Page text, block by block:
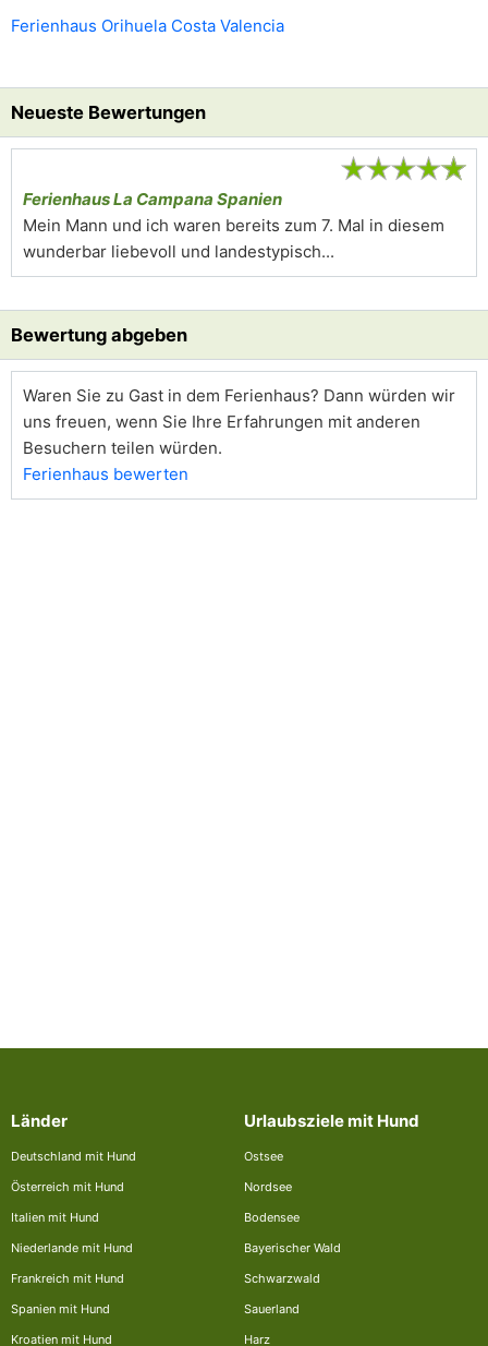
Ferienhaus Orihuela Costa Valencia
Neueste Bewertungen
★★★★★
Ferienhaus La Campana Spanien
Mein Mann und ich waren bereits zum 7. Mal in diesem
wunderbar liebevoll und landestypisch...
Bewertung abgeben
Waren Sie zu Gast in dem Ferienhaus? Dann würden wir
uns freuen, wenn Sie Ihre Erfahrungen mit anderen
Besuchern teilen würden.
Ferienhaus bewerten
Länder
Deutschland mit Hund
Österreich mit Hund
Italien mit Hund
Niederlande mit Hund
Frankreich mit Hund
Spanien mit Hund
Kroatien mit Hund
Urlaubsziele mit Hund
Ostsee
Nordsee
Bodensee
Bayerischer Wald
Schwarzwald
Sauerland
Harz